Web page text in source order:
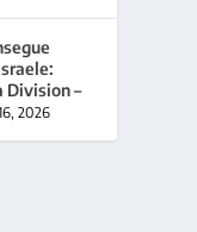
Division –
2026